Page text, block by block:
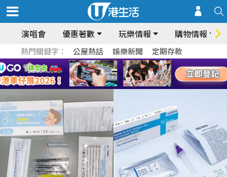
演唱會 優惠著數 玩樂情報 購物情報
熱門關鍵字： 公屋熱話 娛樂新聞 定期存款